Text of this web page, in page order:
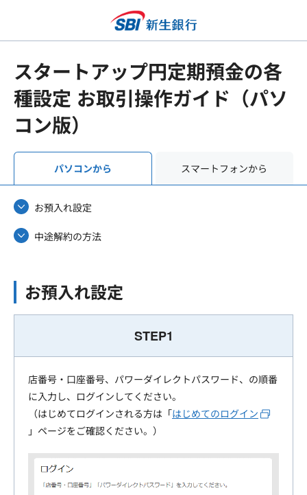
スタートアップ円定期預金の各
種設定 お取引操作ガイド （パソ
コン版）
パソコンから スマートフォンから
お預入れ設定
中途解約の方法
お預入れ設定
STEP1
店番号・口座番号、パワーダイレクトパスワード、の順番
に入力し、ログインしてください。
（はじめてログインされる方は「はじめてのログイン
」ページをご確認ください。）